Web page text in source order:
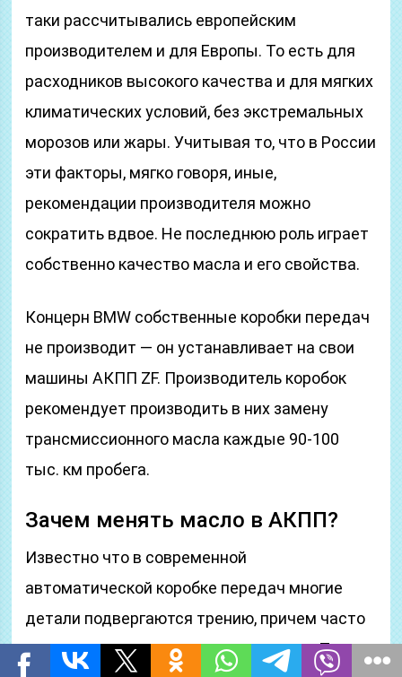
таки рассчитывались европейским
производителем и для Европы. То есть для
расходников высокого качества и для мягких
климатических условий, без экстремальных
морозов или жары. Учитывая то, что в России
эти факторы, мягко говоря, иные,
рекомендации производителя можно
сократить вдвое. Не последнюю роль играет
собственно качество масла и его свойства.
Концерн BMW собственные коробки передач
не производит — он устанавливает на свои
машины АКПП ZF. Производитель коробок
рекомендует производить в них замену
трансмиссионного масла каждые 90-100
тыс. км пробега.
Зачем менять масло в АКПП?
Известно что в современной
автоматической коробке передач многие
детали подвергаются трению, причем часто
это детали из различных материалов. Такое